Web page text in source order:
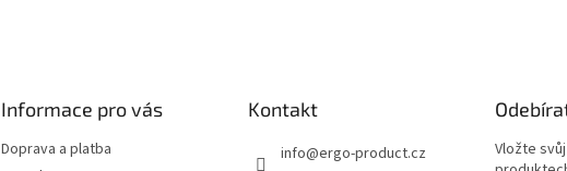
Informace pro vás
Doprava a platba
Kontakt
info@ergo-product.cz
Vložte